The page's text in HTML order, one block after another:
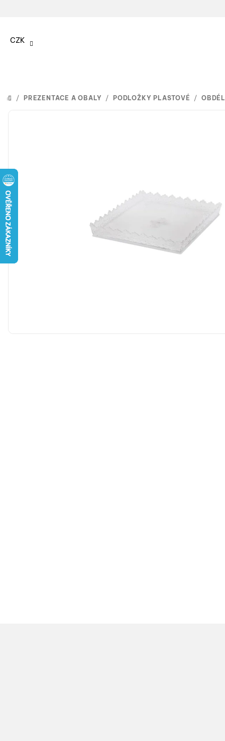
CZK
DOMŮ
/ PREZENTACE A OBALY / PODLOŽKY PLASTOVÉ /